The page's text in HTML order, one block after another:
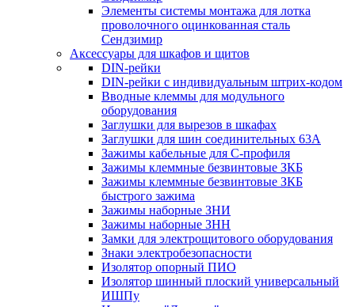
Элементы системы монтажа для лотка
проволочного оцинкованная сталь
Сендзимир
Аксессуары для шкафов и щитов
DIN-рейки
DIN-рейки с индивидуальным штрих-кодом
Вводные клеммы для модульного
оборудования
Заглушки для вырезов в шкафах
Заглушки для шин соединительных 63А
Зажимы кабельные для С-профиля
Зажимы клеммные безвинтовые ЗКБ
Зажимы клеммные безвинтовые ЗКБ
быстрого зажима
Зажимы наборные ЗНИ
Зажимы наборные ЗНН
Замки для электрощитового оборудования
Знаки электробезопасности
Изолятор опорный ПИО
Изолятор шинный плоский универсальный
ИШПу